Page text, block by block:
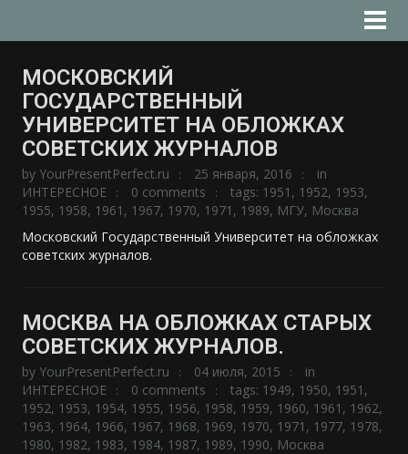
МОСКОВСКИЙ
ГОСУДАРСТВЕННЫЙ
УНИВЕРСИТЕТ НА ОБЛОЖКАХ
СОВЕТСКИХ ЖУРНАЛОВ
by YourPresentPerfect.ru 25 января, 2016
in
ИНТЕРЕСНОЕ
0 comments tags: 1951 , 1952, 1953,
1955, 1958, 1961 , 1967, 1970, 1971 , 1989, МГУ, Москва
Московский Государственный Университет на обложках
советских журналов.
МОСКВА НА ОБЛОЖКАХ СТАРЫХ
СОВЕТСКИХ ЖУРНАЛОВ.
by YourPresentPerfect.ru 04 июля, 2015
in
ИНТЕРЕСНОЕ
0 comments tags: 1949, 1950, 1951 ,
1952, 1953, 1954, 1955, 1956, 1958, 1959, 1960, 1961 , 1962,
1963, 1964, 1966, 1967, 1968, 1969, 1970, 1971 , 1977, 1978,
1980, 1982, 1983, 1984, 1987, 1989, 1990, Москва